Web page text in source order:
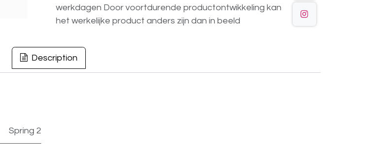
werkdagen Door voortdurende productontwikkeling kan
het werkelijke product anders zijn dan in beeld
Description
Spring 2